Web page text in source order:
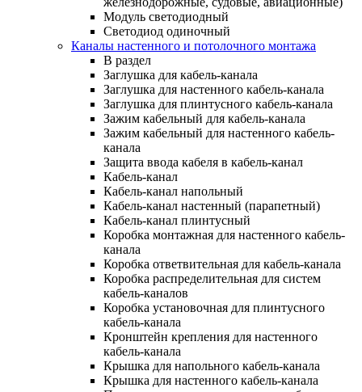
Модуль светодиодный
Светодиод одиночный
Каналы настенного и потолочного монтажа
В раздел
Заглушка для кабель-канала
Заглушка для настенного кабель-канала
Заглушка для плинтусного кабель-канала
Зажим кабельный для кабель-канала
Зажим кабельный для настенного кабель-
канала
Защита ввода кабеля в кабель-канал
Кабель-канал
Кабель-канал напольный
Кабель-канал настенный (парапетный)
Кабель-канал плинтусный
Коробка монтажная для настенного кабель-
канала
Коробка ответвительная для кабель-канала
Коробка распределительная для систем
кабель-каналов
Коробка установочная для плинтусного
кабель-канала
Кронштейн крепления для настенного
кабель-канала
Крышка для напольного кабель-канала
Крышка для настенного кабель-канала